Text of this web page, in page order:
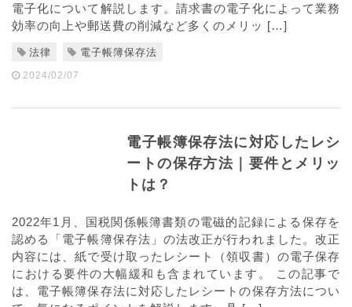
電子化について解説します。請求書の電子化によって業務
効率の向上や郵送費の削減など多くのメリッ […]
法律 電子帳簿保存法
2024/02/07
電子帳簿保存法に対応したレシ
ートの保存方法｜要件とメリッ
トは？
2022年1月、国税関係帳簿書類の電磁的記録による保存を
認める「電子帳簿保存法」の法改正が行われました。改正
内容には、紙で受け取ったレシート（領収書）の電子保存
における要件の大幅緩和も含まれています。 この記事で
は、電子帳簿保存法に対応したレシートの保存方法につい